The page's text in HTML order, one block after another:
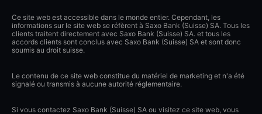
Ce site web est accessible dans le monde entier. Cependant, les
informations sur le site web se réfèrent à Saxo Bank (Suisse) SA. Tous les
clients traitent directement avec Saxo Bank (Suisse) SA. et tous les
accords clients sont conclus avec Saxo Bank (Suisse) SA et sont donc
soumis au droit suisse.
Le contenu de ce site web constitue du matériel de marketing et n'a été
signalé ou transmis à aucune autorité réglementaire.
Si vous contactez Saxo Bank (Suisse) SA ou visitez ce site web, vous